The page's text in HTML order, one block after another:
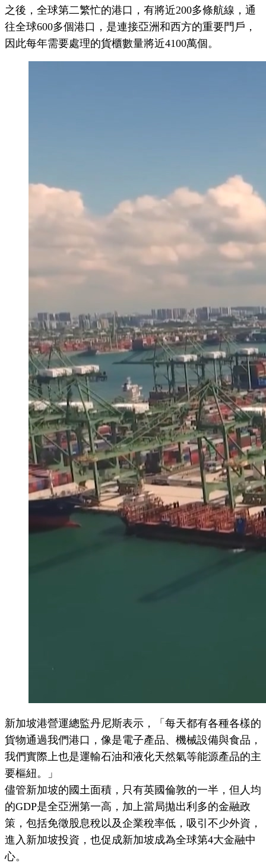
之後，全球第二繁忙的港口，有將近200多條航線，通
往全球600多個港口，是連接亞洲和西方的重要門戶，
因此每年需要處理的貨櫃數量將近4100萬個。
新加坡港營運總監丹尼斯表示，「每天都有各種各樣的
貨物通過我們港口，像是電子產品、機械設備與食品，
我們實際上也是運輸石油和液化天然氣等能源產品的主
要樞紐。」
儘管新加坡的國土面積，只有英國倫敦的一半，但人均
的GDP是全亞洲第一高，加上當局拋出利多的金融政
策，包括免徵股息稅以及企業稅率低，吸引不少外資，
進入新加坡投資，也促成新加坡成為全球第4大金融中
心。